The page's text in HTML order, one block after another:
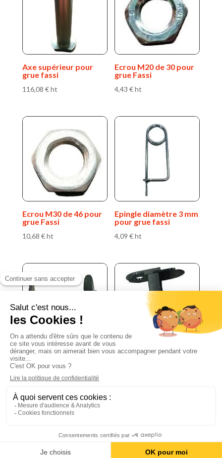
Axe supérieur pour
grue fassi
116,08 €ht
Ecrou M20 de 30 pour
grue Fassi
4,43€ht
Ecrou M30 de 46 pour
grue Fassi
10,68 €ht
Epingle diamètre 3 mm
pour grue fassi
4,09€ht
Maillon pour chaine
porte tube IGUS pour
grue fassi et palfinger
©2021 - LEROUGE - Mentions légales Contact